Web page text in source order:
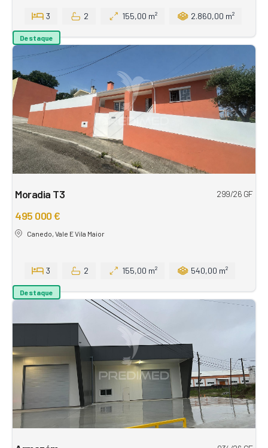
3 2 155,00 m² 2.860,00 m²
Destaque
Moradia T3 299/26 GF
495 000 €
Canedo, Vale E Vila Maior
3 2 155,00 m² 540,00 m²
Destaque